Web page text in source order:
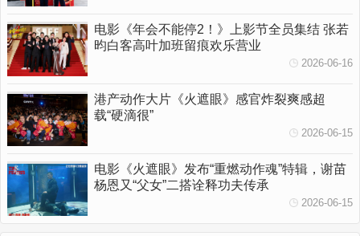
电影《年会不能停2！》上影节全员集结 张若
昀白客高叶加班留痕欢乐营业
2026-06-16
港产动作大片《火遮眼》感官炸裂爽感超
载“硬滴很”
2026-06-15
电影《火遮眼》发布“重燃动作魂”特辑，谢苗
杨恩又“父女”二搭诠释功夫传承
2026-06-15